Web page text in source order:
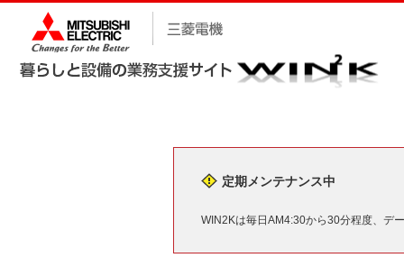
定期メンテナンス中
WIN2Kは毎日AM4:30から30分程度、デ